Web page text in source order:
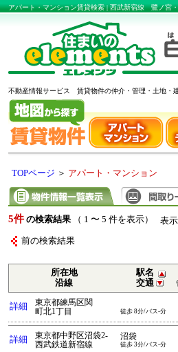
アパート・マンション賃貸検索 | 西武新宿線 鷺ノ宮
不動産情報サービス 賃貸物件の仲介・管理・土地・
TOPページ ＞ アパート・マンション
5件 の検索結果 （ 1 〜 5 件を表示） 表
前の検索結果
所在地
沿線
駅名
交通
詳細
東京都練馬区関
町北1丁目
徒歩 8分/バス-分
詳細
東京都中野区沼袋2-
西武鉄道新宿線
沼袋
徒歩 3分/バス-分